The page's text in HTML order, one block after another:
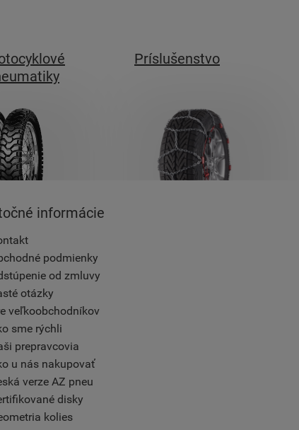
Príslušenstvo
informácie
podmienky
od zmluvy
otázky
veľkoobchodníkov
sme rýchli
prepravcovia
u nás nakupovať
verze AZ pneu
disky
kolies